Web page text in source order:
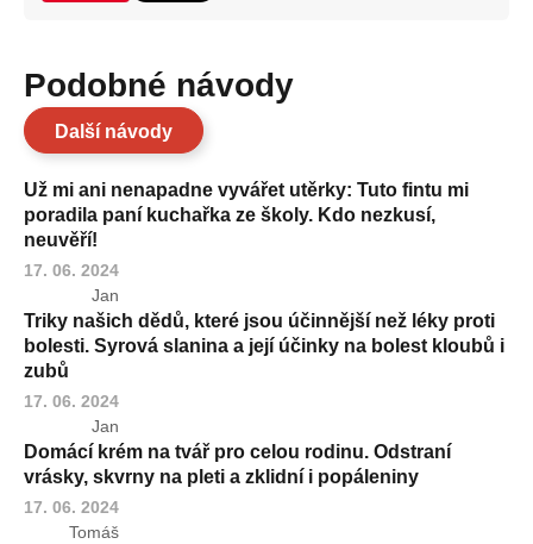
Podobné návody
Další návody
Už mi ani nenapadne vyvářet utěrky: Tuto fintu mi
poradila paní kuchařka ze školy. Kdo nezkusí,
neuvěří!
17. 06. 2024
Jan
Triky našich dědů, které jsou účinnější než léky proti
bolesti. Syrová slanina a její účinky na bolest kloubů i
zubů
17. 06. 2024
Jan
Domácí krém na tvář pro celou rodinu. Odstraní
vrásky, skvrny na pleti a zklidní i popáleniny
17. 06. 2024
Tomáš